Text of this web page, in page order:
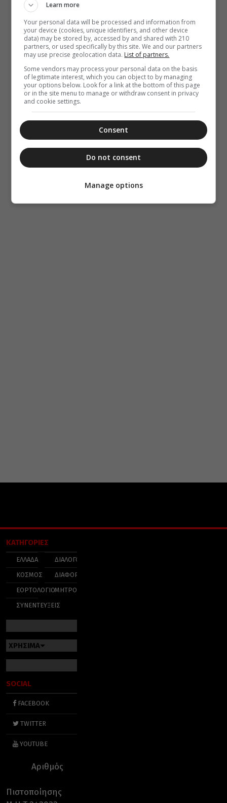
ΚΑΤΗΓΟΡΙΕΣ
ΕΛΛΑΔΑ
ΚΟΣΜΟΣ
ΕΟΡΤΟΛΟΓΙΟ
ΣΥΝΕΝΤΕΥΞΕΙΣ
ΔΙΑΛΟΓΟΣ
ΔΙΑΦΟΡΑ
ΜΗΤΡΟΠΟΛΕΙΣ
ΧΡΗΣΙΜΑ
SOCIAL
FACEBOOK
TWITTER
YOUTUBE
Αριθμός
Πιστοποίησης
Learn more
Your personal data will be processed and information from
your device (cookies, unique identifiers, and other device
data) may be stored by, accessed by and shared with 210
partners, or used specifically by this site. We and our partners
may use precise geolocation data. List of partners.
Some vendors may process your personal data on the basis
of legitimate interest, which you can object to by managing
your options below. Look for a link at the bottom of this page
or in the site menu to manage or withdraw consent in privacy
and cookie settings.
Consent
Do not consent
Manage options